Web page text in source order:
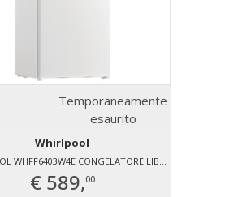
Temporaneamente
esaurito
Whirlpool
WHIRLPOOL WHFF6403W4E CONGELATORE LIBERA INSTALLAZIONE
€ 589,00